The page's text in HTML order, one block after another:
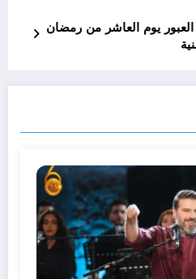
يوم العاشر من رمضان